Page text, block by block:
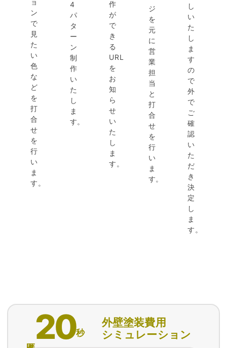
ョ
ン
で
見
た
い
色
な
ど
を
打
合
せ
を
行
い
ま
す。
4
パ
タ
ー
ン
制
作
い
た
し
ま
す。
作
が
で
き
る
URL
を
お
知
ら
せ
い
た
し
ま
す。
ジ
を
元
に
営
業
担
当
と
打
合
せ
を
行
い
ま
す。
し
い
た
し
ま
す
の
で
外
で
ご
確
認
い
た
だ
き
決
定
し
ま
す。
20秒
外壁塗装費用
シミュレーション